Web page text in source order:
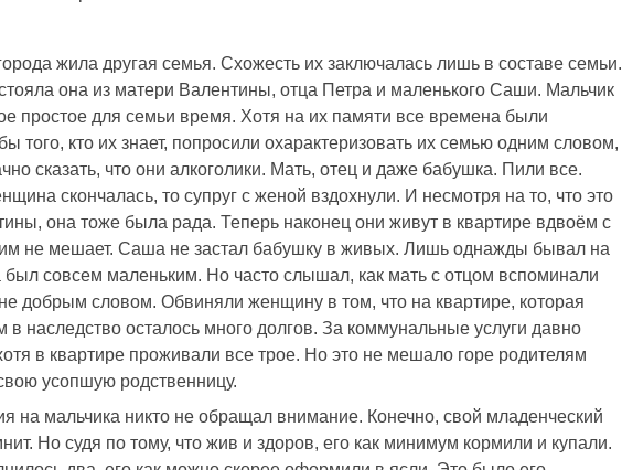
жила другая семья. Схожесть их заключалась лишь в составе семьи.
она из матери Валентины, отца Петра и маленького Саши. Мальчик
простое для семьи время. Хотя на их памяти все времена были
того, кто их знает, попросили охарактеризовать их семью одним словом,
сказать, что они алкоголики. Мать, отец и даже бабушка. Пили все.
скончалась, то супруг с женой вздохнули. И несмотря на то, что это
она тоже была рада. Теперь наконец они живут в квартире вдвоём с
им не мешает. Саша не застал бабушку в живых. Лишь однажды бывал на
был совсем маленьким. Но часто слышал, как мать с отцом вспоминали
добрым словом. Обвиняли женщину в том, что на квартире, которая
наследство осталось много долгов. За коммунальные услуги давно
в квартире проживали все трое. Но это не мешало горе родителям
усопшую родственницу.
на мальчика никто не обращал внимание. Конечно, свой младенческий
Но судя по тому, что жив и здоров, его как минимум кормили и купали.